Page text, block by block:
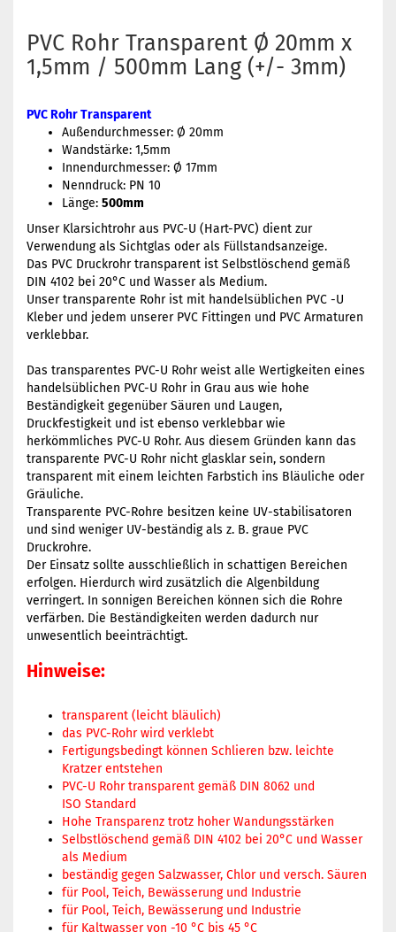
PVC Rohr Transparent Ø 20mm x
1,5mm / 500mm Lang (+/- 3mm)
PVC Rohr Transparent
Außendurchmesser: Ø 20mm
Wandstärke: 1,5mm
Innendurchmesser: Ø 17mm
Nenndruck: PN 10
Länge: 500mm
Unser Klarsichtrohr aus PVC-U (Hart-PVC) dient zur
Verwendung als Sichtglas oder als Füllstandsanzeige.
Das PVC Druckrohr transparent ist Selbstlöschend gemäß
DIN 4102 bei 20°C und Wasser als Medium.
Unser transparente Rohr ist mit handelsüblichen PVC -U
Kleber und jedem unserer PVC Fittingen und PVC Armaturen
verklebbar.
Das transparentes PVC-U Rohr weist alle Wertigkeiten eines
handelsüblichen PVC-U Rohr in Grau aus wie hohe
Beständigkeit gegenüber Säuren und Laugen,
Druckfestigkeit und ist ebenso verklebbar wie
herkömmliches PVC-U Rohr. Aus diesem Gründen kann das
transparente PVC-U Rohr nicht glasklar sein, sondern
transparent mit einem leichten Farbstich ins Bläuliche oder
Gräuliche.
Transparente PVC-Rohre besitzen keine UV-stabilisatoren
und sind weniger UV-beständig als z. B. graue PVC
Druckrohre.
Der Einsatz sollte ausschließlich in schattigen Bereichen
erfolgen. Hierdurch wird zusätzlich die Algenbildung
verringert. In sonnigen Bereichen können sich die Rohre
verfärben. Die Beständigkeiten werden dadurch nur
unwesentlich beeinträchtigt.
Hinweise:
transparent (leicht bläulich)
das PVC-Rohr wird verklebt
Fertigungsbedingt können Schlieren bzw. leichte
Kratzer entstehen
PVC-U Rohr transparent gemäß DIN 8062 und
ISO Standard
Hohe Transparenz trotz hoher Wandungsstärken
Selbstlöschend gemäß DIN 4102 bei 20°C und Wasser
als Medium
beständig gegen Salzwasser, Chlor und versch. Säuren
für Pool, Teich, Bewässerung und Industrie
für Pool, Teich, Bewässerung und Industrie
für Kaltwasser von -10 °C bis 45 °C